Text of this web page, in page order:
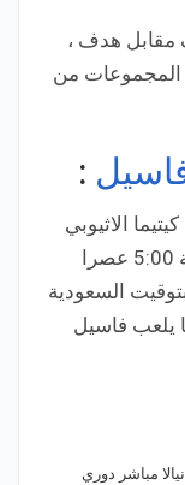
مقابل هدف ،
المجموعات من
:
الاثيوبي
اليوم الاحد 19 سبتمبر في تمام الساعة 5:00 عصرا
والساعة 6:00 مساء بتوقيت السعودية
يلعب فاسيل
مباشر دوري